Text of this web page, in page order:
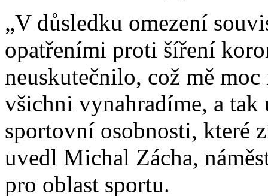
„V důsledku omezení
opatřeními proti šíření
neuskutečnilo, což mě
všichni vynahradíme, a
sportovní osobnosti, které
uvedl Michal Zácha,
pro oblast sportu.